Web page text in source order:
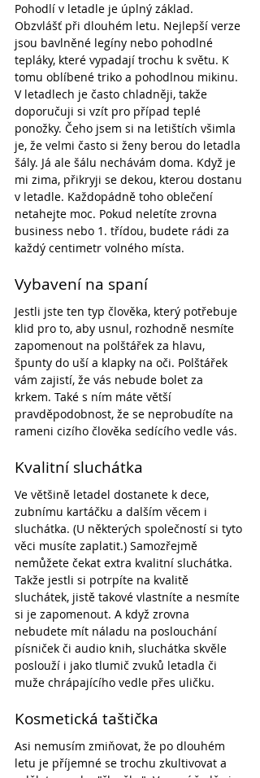
Pohodlí v letadle je úplný základ.
Obzvlášť při dlouhém letu. Nejlepší verze
jsou bavlněné legíny nebo pohodlné
tepláky, které vypadají trochu k světu. K
tomu oblíbené triko a pohodlnou mikinu.
V letadlech je často chladněji, takže
doporučuji si vzít pro případ teplé
ponožky. Čeho jsem si na letištích všimla
je, že velmi často si ženy berou do letadla
šály. Já ale šálu nechávám doma. Když je
mi zima, přikryji se dekou, kterou dostanu
v letadle. Každopádně toho oblečení
netahejte moc. Pokud neletíte zrovna
business nebo 1. třídou, budete rádi za
každý centimetr volného místa.
Vybavení na spaní
Jestli jste ten typ člověka, který potřebuje
klid pro to, aby usnul, rozhodně nesmíte
zapomenout na polštářek za hlavu,
špunty do uší a klapky na oči. Polštářek
vám zajistí, že vás nebude bolet za
krkem. Také s ním máte větší
pravděpodobnost, že se neprobudíte na
rameni cizího člověka sedícího vedle vás.
Kvalitní sluchátka
Ve většině letadel dostanete k dece,
zubnímu kartáčku a dalším věcem i
sluchátka. (U některých společností si tyto
věci musíte zaplatit.) Samozřejmě
nemůžete čekat extra kvalitní sluchátka.
Takže jestli si potrpíte na kvalitě
sluchátek, jistě takové vlastníte a nesmíte
si je zapomenout. A když zrovna
nebudete mít náladu na poslouchání
písniček či audio knih, sluchátka skvěle
poslouží i jako tlumič zvuků letadla či
muže chrápajícího vedle přes uličku.
Kosmetická taštička
Asi nemusím zmiňovat, že po dlouhém
letu je příjemné se trochu zkultivovat a